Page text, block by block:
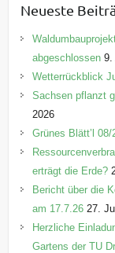
g
o
i
e
Neueste
abgeschlossen 9.
Wetterrückblick
Sachsen pflanzt
2026
Grünes Blätt’l 08/
erträgt die Erde?
Bericht über die
am 17.7.26 27.
Herzliche
Gartens der TU